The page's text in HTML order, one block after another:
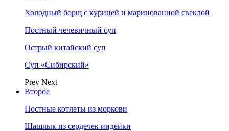
Холодный борщ с курицей и маринованной свеклой
Постный чечевичный суп
Острый китайский суп
Суп «Сибирский»
Prev Next
Второе
Постные котлеты из моркови
Шашлык из сердечек индейки